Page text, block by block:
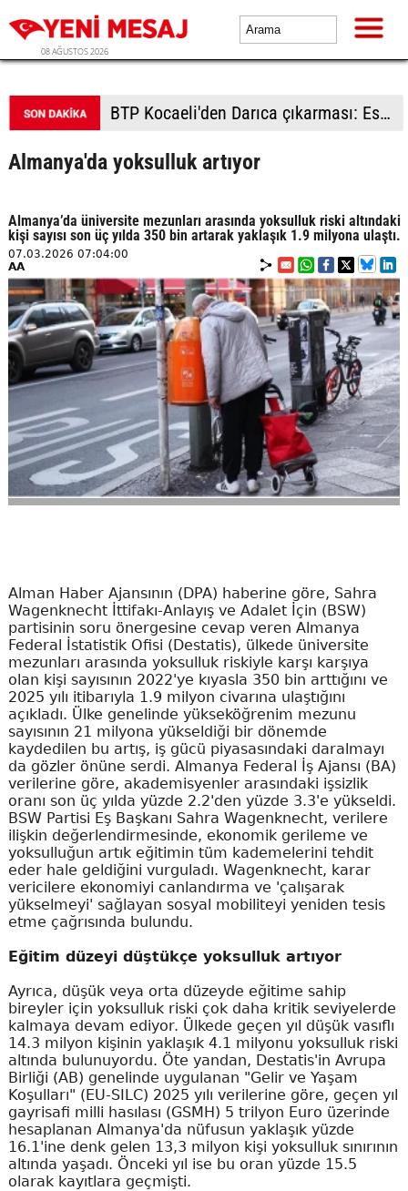
08 AĞUSTOS 2026
BTP kadrolarından Çorlu'da saha çalışması: Vatandaşlardan yoğun ilgi
Almanya'da yoksulluk artıyor
Almanya’da üniversite mezunları arasında yoksulluk riski altındaki
kişi sayısı son üç yılda 350 bin artarak yaklaşık 1.9 milyona ulaştı.
07.03.2026 07:04:00
AA
Alman Haber Ajansının (DPA) haberine göre, Sahra
Wagenknecht İttifakı-Anlayış ve Adalet İçin (BSW)
partisinin soru önergesine cevap veren Almanya
Federal İstatistik Ofisi (Destatis), ülkede üniversite
mezunları arasında yoksulluk riskiyle karşı karşıya
olan kişi sayısının 2022'ye kıyasla 350 bin arttığını ve
2025 yılı itibarıyla 1.9 milyon civarına ulaştığını
açıkladı. Ülke genelinde yükseköğrenim mezunu
sayısının 21 milyona yükseldiği bir dönemde
kaydedilen bu artış, iş gücü piyasasındaki daralmayı
da gözler önüne serdi. Almanya Federal İş Ajansı (BA)
verilerine göre, akademisyenler arasındaki işsizlik
oranı son üç yılda yüzde 2.2'den yüzde 3.3'e yükseldi.
BSW Partisi Eş Başkanı Sahra Wagenknecht, verilere
ilişkin değerlendirmesinde, ekonomik gerileme ve
yoksulluğun artık eğitimin tüm kademelerini tehdit
eder hale geldiğini vurguladı. Wagenknecht, karar
vericilere ekonomiyi canlandırma ve 'çalışarak
yükselmeyi' sağlayan sosyal mobiliteyi yeniden tesis
etme çağrısında bulundu.
Eğitim düzeyi düştükçe yoksulluk artıyor
Ayrıca, düşük veya orta düzeyde eğitime sahip
bireyler için yoksulluk riski çok daha kritik seviyelerde
kalmaya devam ediyor. Ülkede geçen yıl düşük vasıflı
14.3 milyon kişinin yaklaşık 4.1 milyonu yoksulluk riski
altında bulunuyordu. Öte yandan, Destatis'in Avrupa
Birliği (AB) genelinde uygulanan "Gelir ve Yaşam
Koşulları" (EU-SILC) 2025 yılı verilerine göre, geçen yıl
gayrisafi milli hasılası (GSMH) 5 trilyon Euro üzerinde
hesaplanan Almanya'da nüfusun yaklaşık yüzde
16.1'ine denk gelen 13,3 milyon kişi yoksulluk sınırının
altında yaşadı. Önceki yıl ise bu oran yüzde 15.5
olarak kayıtlara geçmişti.